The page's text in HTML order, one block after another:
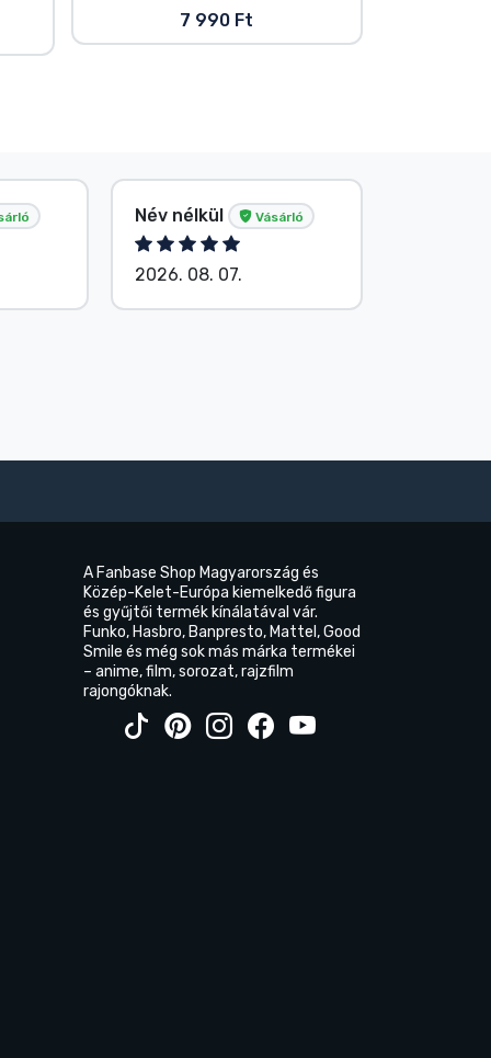
7 990 Ft
Név nélkül Vásárló
2026. 08. 07.
A Fanbase Shop Magyarország és
Közép-Kelet-Európa kiemelkedő figura
és gyűjtői termék kínálatával vár.
Funko, Hasbro, Banpresto, Mattel, Good
Smile és még sok más márka termékei
– anime, film, sorozat, rajzfilm
rajongóknak.